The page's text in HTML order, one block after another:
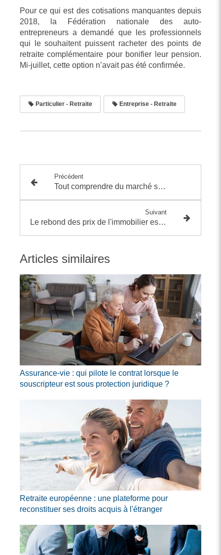
Pour ce qui est des cotisations manquantes depuis
2018, la Fédération nationale des auto-
entrepreneurs a demandé que les professionnels
qui le souhaitent puissent racheter des points de
retraite complémentaire pour bonifier leur pension.
Mi-juillet, cette option n’avait pas été confirmée.
Particulier - Retraite Entreprise - Retraite
Précédent
Tout comprendre du marché secondaire du Private Equity en pleine expansion
Suivant
Le rebond des prix de l'immobilier est encore timide, mais il se confirme
Articles similaires
Assurance-vie : qui pilote le contrat lorsque le
souscripteur est sous protection juridique ?
Retraite européenne : une plateforme pour
reconstituer ses droits acquis à l'étranger